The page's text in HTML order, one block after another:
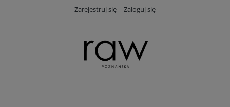
Zarejestruj się Zaloguj się